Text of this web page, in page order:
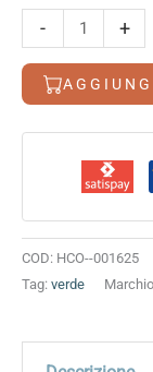
era:
-
Green
quantità
+
Alternative:
COD: HCO--001625
Tag: verde